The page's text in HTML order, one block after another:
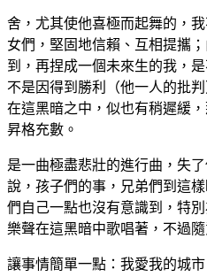
舍，尤其使他喜極而起舞的，
女們，堅固地信賴、互相提攜
到，再捏成一個未來生的我，
不是因得到勝利（他一人的批
在這黑暗之中，似也有稍遲緩
昇格充數。
是一曲極盡悲壯的進行曲，失
說，孩子們的事，兄弟們到這
們自己一點也沒有意識到，特
樂聲在這黑暗中歌唱著，不過隨
讓事情簡單一點：我愛我的城